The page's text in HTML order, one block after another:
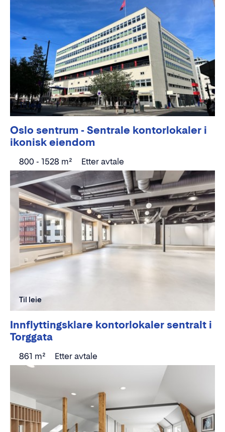
Oslo sentrum - Sentrale kontorlokaler i
ikonisk eiendom
800 - 1528 m² Etter avtale
Til leie
Innflyttingsklare kontorlokaler sentralt i
Torggata
861 m² Etter avtale
Til leie